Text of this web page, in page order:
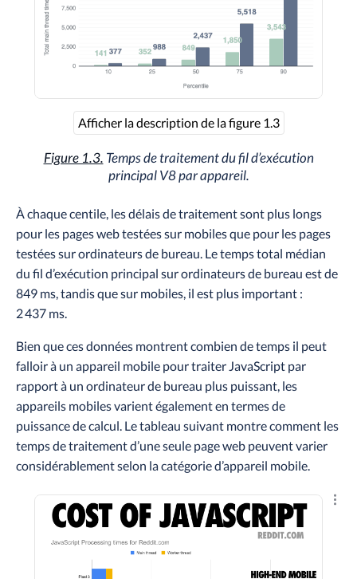
Afficher la description de la figure 1.3
Figure 1.3. Temps de traitement du fil d’exécution
principal V8 par appareil.
À chaque centile, les délais de traitement sont plus longs
pour les pages web testées sur mobiles que pour les pages
testées sur ordinateurs de bureau. Le temps total médian
du fil d’exécution principal sur ordinateurs de bureau est de
849 ms, tandis que sur mobiles, il est plus important :
2 437 ms.
Bien que ces données montrent combien de temps il peut
falloir à un appareil mobile pour traiter JavaScript par
rapport à un ordinateur de bureau plus puissant, les
appareils mobiles varient également en termes de
puissance de calcul. Le tableau suivant montre comment les
temps de traitement d’une seule page web peuvent varier
considérablement selon la catégorie d’appareil mobile.